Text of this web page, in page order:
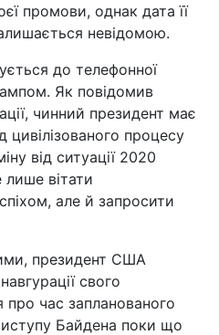
промови, однак дата її
невідомою.
до телефонної
Як повідомив
чинний президент має
цивілізованого процесу
від ситуації 2020
вітати
але й запросити
президент США
свого
про час запланованого
Байдена поки що